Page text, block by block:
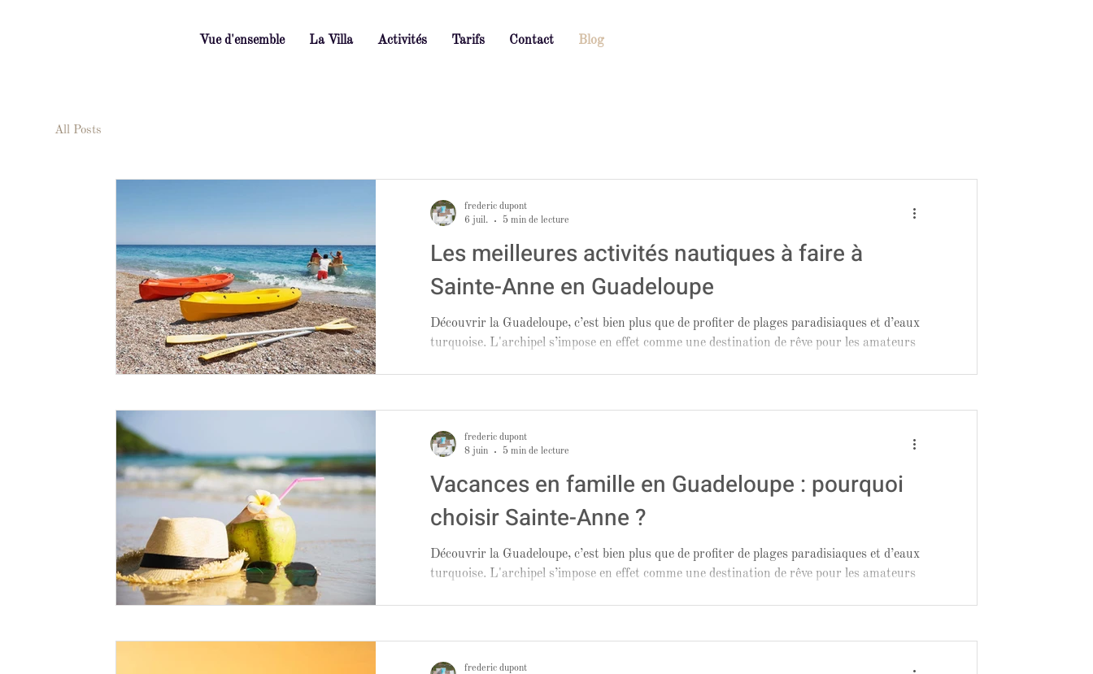
Vue d'ensemble La Villa Activités Tarifs Contact Blog
All Posts
Les meilleures activités nautiques à faire à
Sainte-Anne en Guadeloupe
Découvrir la Guadeloupe, c’est bien plus que de profiter de plages paradisiaques et d’eaux
turquoise. L'archipel s’impose en effet comme une destination de rêve pour les amateurs
frederic dupont
6 juil.
5 min de lecture
Vacances en famille en Guadeloupe : pourquoi
choisir Sainte-Anne ?
Découvrir la Guadeloupe, c’est bien plus que de profiter de plages paradisiaques et d’eaux
turquoise. L'archipel s’impose en effet comme une destination de rêve pour les amateurs
frederic dupont
8 juin
5 min de lecture
frederic dupont